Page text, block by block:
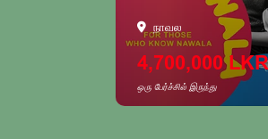
நாவல
4,700,000 LKR
ஒரு பேர்ச்சில் இருந்து